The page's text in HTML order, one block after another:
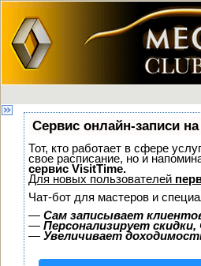
Сервис онлайн-записи
Тот, кто работает в сфере
свое расписание, но и
сервис VisitTime.
Для новых пользователей
Чат-бот для мастеров и
— Сам записывает
— Персонализирует
— Увеличивает